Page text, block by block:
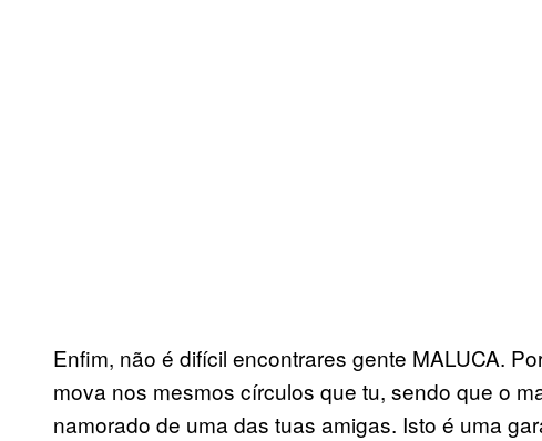
Enfim, não é difícil encontrares gente MALUCA.
mova nos mesmos círculos que tu, sendo que o
namorado de uma das tuas amigas. Isto é uma